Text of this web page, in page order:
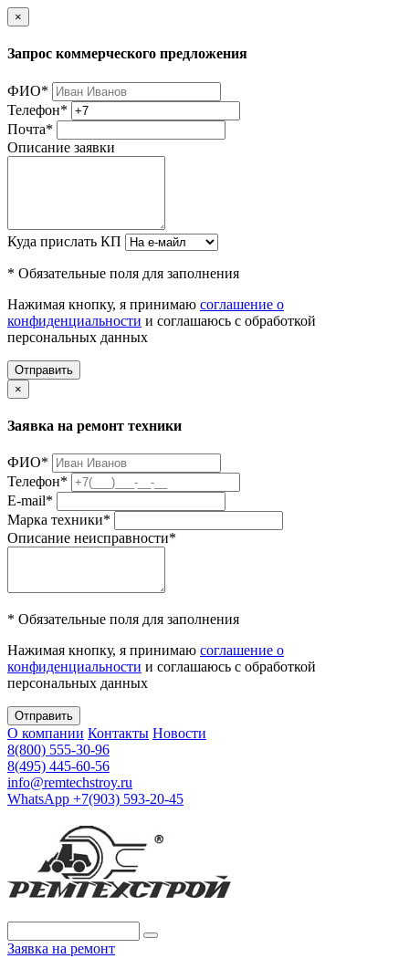
×
Запрос коммерческого предложения
ФИО*
Телефон*
Почта*
Описание заявки
Куда прислать КП
* Обязательные поля для заполнения
Нажимая кнопку, я принимаю соглашение о
конфиденциальности и соглашаюсь с обработкой
персональных данных
Отправить
×
Заявка на ремонт техники
ФИО*
Телефон*
E-mail*
Марка техники*
Описание неисправности*
* Обязательные поля для заполнения
Нажимая кнопку, я принимаю соглашение о
конфиденциальности и соглашаюсь с обработкой
персональных данных
Отправить
О компании Контакты Новости
8(800) 555-30-96
8(495) 445-60-56
info@remtechstroy.ru
WhatsApp +7(903) 593-20-45
Заявка на ремонт